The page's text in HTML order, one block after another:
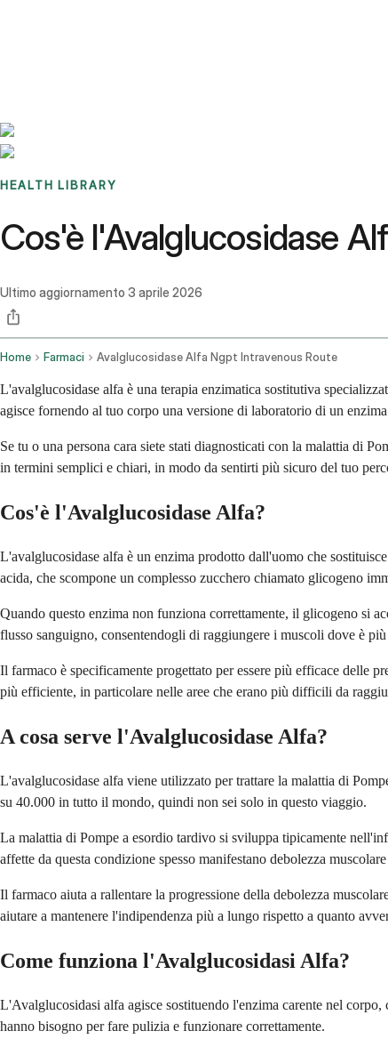
HEALTH LIBRARY
Cos'è l'Avalglucosidase
Ultimo aggiornamento 3 aprile 2026
Home Farmaci Avalglucosidase Alfa Ngpt Intravenous Route
L'avalglucosidase alfa è una terapia enzimatica sostitutiva
agisce fornendo al tuo corpo una versione di laboratorio di un
Se tu o una persona cara siete stati diagnosticati con la malattia di
in termini semplici e chiari, in modo da sentirti più sicuro del tuo
Cos'è l'Avalglucosidase Alfa?
L'avalglucosidase alfa è un enzima prodotto dall'uomo che
acida, che scompone un complesso zucchero chiamato glicogeno
Quando questo enzima non funziona correttamente, il glicogeno si
flusso sanguigno, consentendogli di raggiungere i muscoli dove è più
Il farmaco è specificamente progettato per essere più efficace delle
più efficiente, in particolare nelle aree che erano più difficili da
A cosa serve l'Avalglucosidase Alfa?
L'avalglucosidase alfa viene utilizzato per trattare la malattia di
su 40.000 in tutto il mondo, quindi non sei solo in questo viaggio.
La malattia di Pompe a esordio tardivo si sviluppa tipicamente
affette da questa condizione spesso manifestano debolezza
Il farmaco aiuta a rallentare la progressione della debolezza
aiutare a mantenere l'indipendenza più a lungo rispetto a quanto
Come funziona l'Avalglucosidasi Alfa?
L'Avalglucosidasi alfa agisce sostituendo l'enzima carente nel
hanno bisogno per fare pulizia e funzionare correttamente.